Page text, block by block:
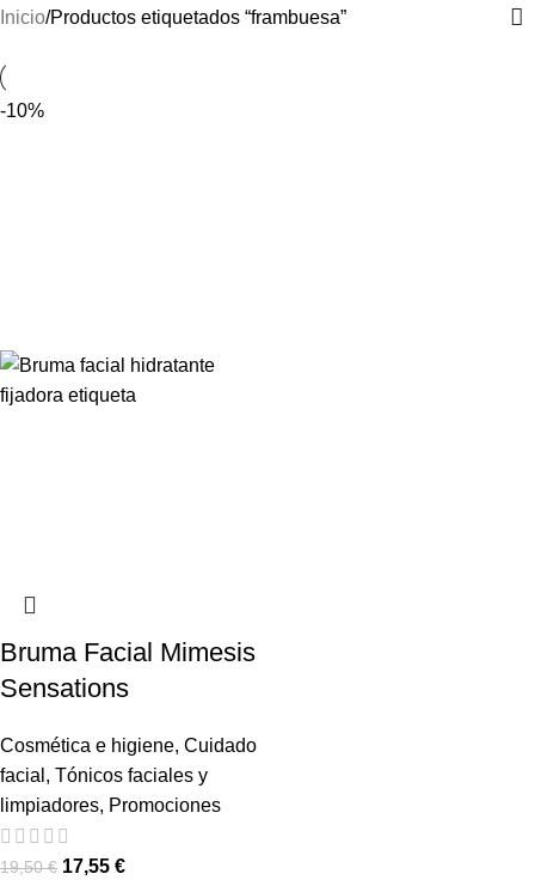
Inicio Productos etiquetados “frambuesa”
-10%
Bruma Facial Mimesis
Sensations
Cosmética e higiene, Cuidado
facial , Tónicos faciales y
limpiadores, Promociones
19,50€ 17,55 €